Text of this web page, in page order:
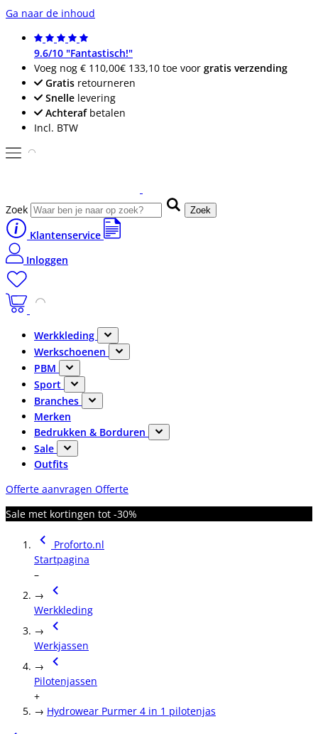
Ga naar de inhoud
9.6/10 "Fantastisch!"
Voeg nog € 110,00€ 133,10 toe voor gratis verzending
Gratis retourneren
Snelle levering
Achterafbetalen
Incl. BTW
Zoek Zoek
Klantenservice
Inloggen
Werkkleding
Werkschoenen
PBM
Sport
Branches
Merken
Bedrukken & Borduren
Sale
Outfits
Offerte aanvragen Offerte
Sale met kortingen tot -30%
Proforto.nl
Startpagina
–
→
Werkkleding
→
Werkjassen
→
Pilotenjassen
+
→ Hydrowear Purmer 4 in 1 pilotenjas